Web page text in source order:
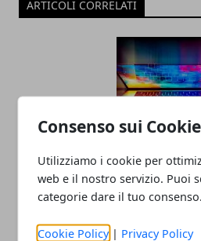
Consenso sui Cookie
Utilizziamo i cookie per
web e il nostro servizio. Puoi
categorie dare il tuo consenso.
Cookie Policy | Privacy Policy
ARTICOLI CORRELATI
Tecnologia e
rapporto in crescita
18/07/2025